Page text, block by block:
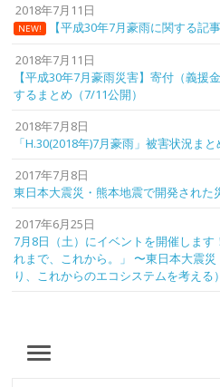
2018年7月11日
NEW! 【平成30年7月豪雨に関する記事
2018年7月11日
【平成30年7月豪雨災害】寄付（義援
するまとめ（7/11公開）
2018年7月8日
「H.30(2018年)7月豪雨」被害状況ま
2017年7月8日
東日本大震災・熊本地震で開発され
2017年6月25日
7月8日（土）にイベントを開催します
れまで、これから。」 〜東日本大震
り、これからのエコシステムを考える）
MENU